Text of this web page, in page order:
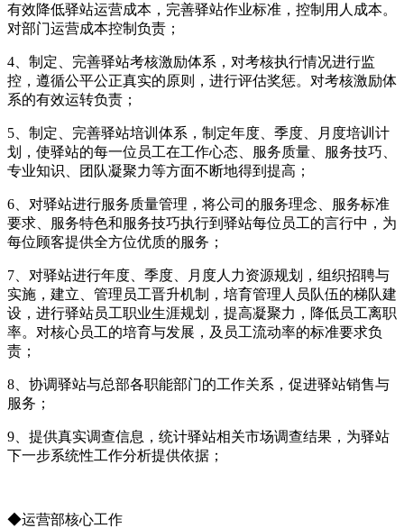
有效降低驿站运营成本，完善驿站作业标准，控制用人成本。
对部门运营成本控制负责；
4、制定、完善驿站考核激励体系，对考核执行情况进行监
控，遵循公平公正真实的原则，进行评估奖惩。对考核激励体
系的有效运转负责；
5、制定、完善驿站培训体系，制定年度、季度、月度培训计
划，使驿站的每一位员工在工作心态、服务质量、服务技巧、
专业知识、团队凝聚力等方面不断地得到提高；
6、对驿站进行服务质量管理，将公司的服务理念、服务标准
要求、服务特色和服务技巧执行到驿站每位员工的言行中，为
每位顾客提供全方位优质的服务；
7、对驿站进行年度、季度、月度人力资源规划，组织招聘与
实施，建立、管理员工晋升机制，培育管理人员队伍的梯队建
设，进行驿站员工职业生涯规划，提高凝聚力，降低员工离职
率。对核心员工的培育与发展，及员工流动率的标准要求负
责；
8、协调驿站与总部各职能部门的工作关系，促进驿站销售与
服务；
9、提供真实调查信息，统计驿站相关市场调查结果，为驿站
下一步系统性工作分析提供依据；
◆运营部核心工作